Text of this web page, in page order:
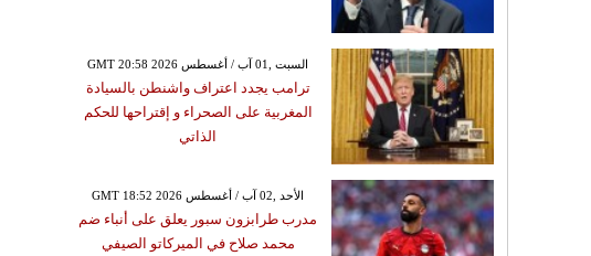
GMT 20:58 2026 السبت ,01 آب / أغسطس
ترامب يجدد اعتراف واشنطن بالسيادة
المغربية على الصحراء و إقتراحها للحكم
الذاتي
GMT 18:52 2026 الأحد ,02 آب / أغسطس
مدرب طرابزون سبور يعلق على أنباء ضم
محمد صلاح في الميركاتو الصيفي